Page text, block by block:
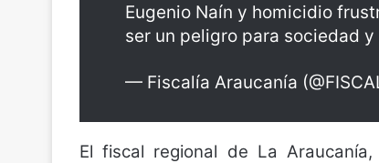
Eugenio Naín y homicidio
ser un peligro para sociedad
— Fiscalía Araucanía
El fiscal regional de La Araucanía,